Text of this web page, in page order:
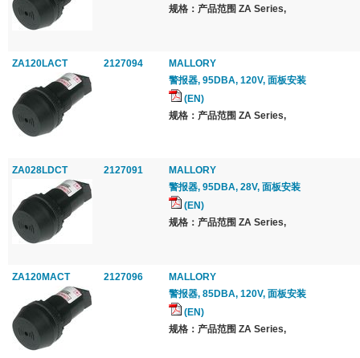
规格：产品范围 ZA Series,
ZA120LACT 2127094
MALLORY
警报器, 95DBA, 120V, 面板安装
(EN)
规格：产品范围 ZA Series,
ZA028LDCT 2127091
MALLORY
警报器, 95DBA, 28V, 面板安装
(EN)
规格：产品范围 ZA Series,
ZA120MACT 2127096
MALLORY
警报器, 85DBA, 120V, 面板安装
(EN)
规格：产品范围 ZA Series,